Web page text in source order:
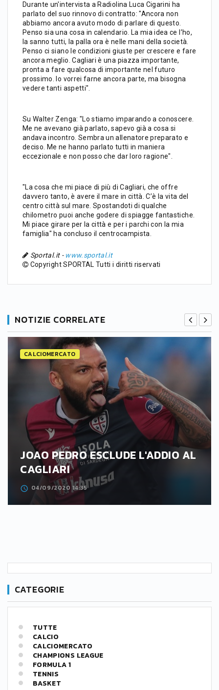
Durante un'intervista a Radiolina Luca Cigarini ha
parlato del suo rinnovo di contratto: "Ancora non
abbiamo ancora avuto modo di parlare di questo.
Penso sia una cosa in calendario. La mia idea ce l’ho,
la sanno tutti, la palla ora è nelle mani della società.
Penso ci siano le condizioni giuste per crescere e fare
ancora meglio. Cagliari è una piazza importante,
pronta a fare qualcosa di importante nel futuro
prossimo. Io vorrei farne ancora parte, ma bisogna
vedere tanti aspetti".
Su Walter Zenga: "Lo stiamo imparando a conoscere.
Me ne avevano già parlato, sapevo già a cosa si
andava incontro. Sembra un allenatore preparato e
deciso. Me ne hanno parlato tutti in maniera
eccezionale e non posso che dar loro ragione".
"La cosa che mi piace di più di Cagliari, che offre
davvero tanto, è avere il mare in città. C’è la vita del
centro città sul mare. Spostandoti di qualche
chilometro puoi anche godere di spiagge fantastiche.
Mi piace girare per la città e per i parchi con la mia
famiglia" ha concluso il centrocampista.
Sportal.it - www.sportal.it
Copyright SPORTAL Tutti i diritti riservati
NOTIZIE CORRELATE
CALCIOMERCATO
JOAO PEDRO ESCLUDE L'ADDIO AL
CAGLIARI
04/09/2020 14:35
CATEGORIE
TUTTE
CALCIO
CALCIOMERCATO
CHAMPIONS LEAGUE
FORMULA 1
TENNIS
BASKET